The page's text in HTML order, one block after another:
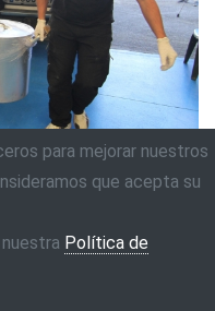
para mejorar nuestros
que acepta su
Política de